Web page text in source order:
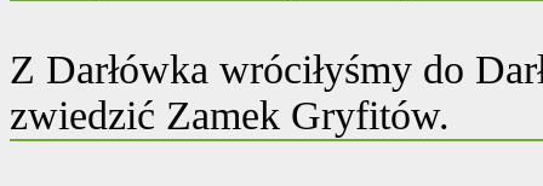
Z Darłówka wróciłyśmy do
zwiedzić Zamek Gryfitów.